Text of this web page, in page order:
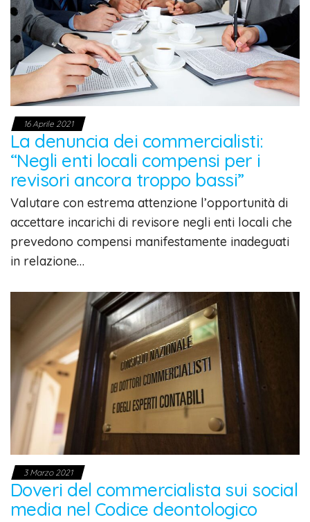
16 Aprile 2021
La denuncia dei commercialisti:
“Negli enti locali compensi per i
revisori ancora troppo bassi”
Valutare con estrema attenzione l’opportunità di
accettare incarichi di revisore negli enti locali che
prevedono compensi manifestamente inadeguati
in relazione…
3 Marzo 2021
Doveri del commercialista sui social
media nel Codice deontologico